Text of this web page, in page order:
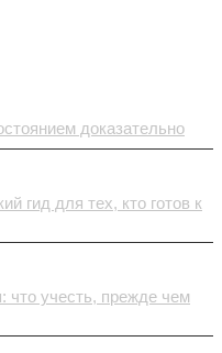
доказательно
гид для тех, кто готов к
что учесть, прежде чем